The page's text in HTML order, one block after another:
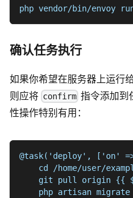
php vendor/bin/envoy
确认任务执行
如果你希望在服务器上运行
则应将 confirm 指令添加到
性操作特别有用：
@task('deploy', ['on'
cd /home/user/
git pull origin {{
    php artisan migrate